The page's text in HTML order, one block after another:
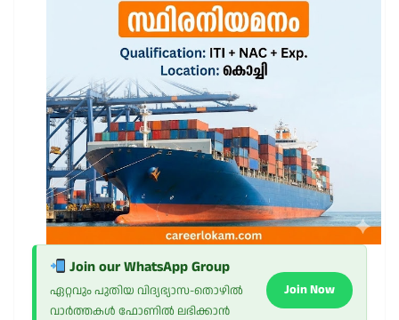
Join our WhatsApp Group
ഏറ്റവും പുതിയ വിദ്യഭ്യാസ-തൊഴിൽ
വാർത്തകൾ ഫോണിൽ ലഭിക്കാൻ
Join Now